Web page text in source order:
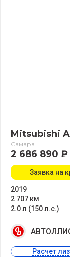
Mitsubishi
Самара
2 686 890 ₽
2019
2 707 км
2.0 л (150 л.с.)
Заявка на
Расчет